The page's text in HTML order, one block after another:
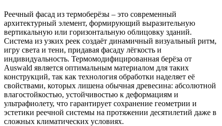
Реечный фасад из термоберёзы – это современный
архитектурный элемент, формирующий выразительную
вертикальную или горизонтальную облицовку зданий.
Система из узких реек создаёт динамичный визуальный ритм,
игру света и тени, придавая фасаду лёгкость и
индивидуальность. Термомодифицированная берёза от
Auswald является оптимальным материалом для таких
конструкций, так как технология обработки наделяет её
свойствами, которых лишена обычная древесина: абсолютной
влагостойкостью, устойчивостью к деформациям и
ультрафиолету, что гарантирует сохранение геометрии и
эстетики реечной системы на протяжении десятилетий даже в
сложных климатических условиях.